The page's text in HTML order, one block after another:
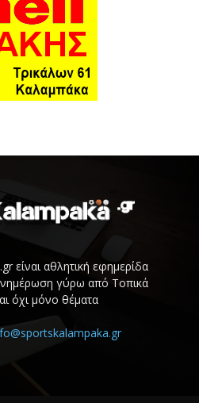
είναι αθλητική εφημερίδα
γύρω από Τοπικά
όχι μόνο θέματα